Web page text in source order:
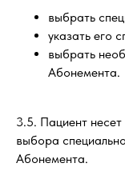
выбрать
указать его
выбрать
Абонемента.
3.5. Пациент несет
выбора
Абонемента.